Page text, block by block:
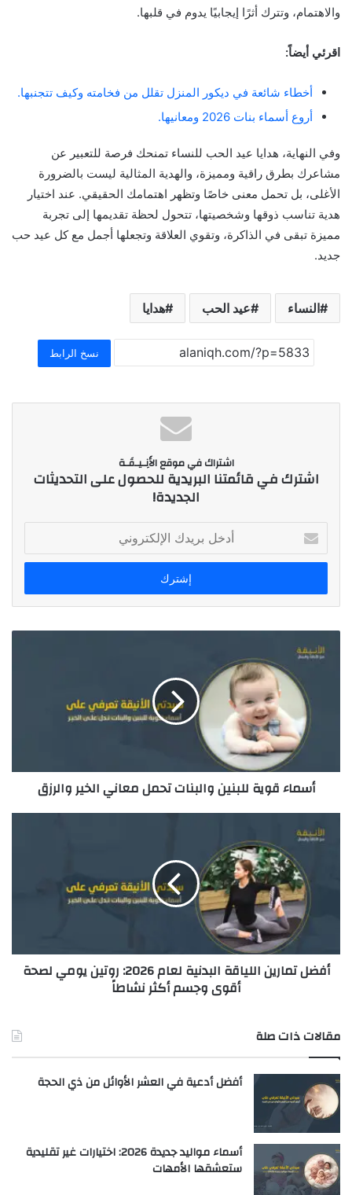
والاهتمام، وتترك أثرًا إيجابيًا يدوم في قلبها.
اقرئي أيضاً:
أخطاء شائعة في ديكور المنزل تقلل من فخامته وكيف تتجنبها.
أروع أسماء بنات 2026 ومعانيها.
وفي النهاية، هدايا عيد الحب للنساء تمنحك فرصة للتعبير عن
مشاعرك بطرق راقية ومميزة، والهدية المثالية ليست بالضرورة
الأغلى، بل تحمل معنى خاصًا وتظهر اهتمامك الحقيقي. عند اختيار
هدية تناسب ذوقها وشخصيتها، تتحول لحظة تقديمها إلى تجربة
مميزة تبقى في الذاكرة، وتقوي العلاقة وتجعلها أجمل مع كل عيد حب
جديد.
النساء عيد الحب هدايا
نسخ الرابط
اشتراك في موقع الأَنِـيـقَـة
اشترك في قائمتنا البريدية للحصول على التحديثات
الجديدة!
خ
ب
ي
د
ك
ن
ي
أسماء قوية للبنين والبنات تحمل معاني الخير والرزق
أفضل تمارين اللياقة البدنية لعام 2026: روتين يومي لصحة
أقوى وجسم أكثر نشاطاً
مقالات ذات صلة
أفضل أدعية في العشر الأوائل من ذي الحجة
أسماء مواليد جديدة 2026: اختيارات غير تقليدية
ستعشقها الأمهات